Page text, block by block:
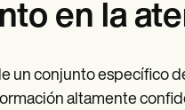
en la
un conjunto específico
altamente